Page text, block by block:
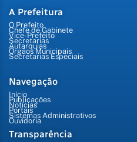
A Prefeitura
O Prefeito
Chefe de Gabinete
Vice-Prefeito
Secretarias
Autarquias
Órgãos Municipais
Secretarias Especiais
Navegação
Início
Publicações
Notícias
Portais
Sistemas Administrativos
Ouvidoria
Transparência